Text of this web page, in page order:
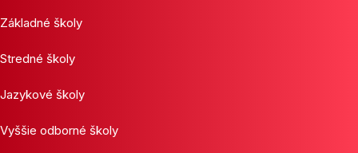
Základné školy
Stredné školy
Jazykové školy
Vyššie odborné školy